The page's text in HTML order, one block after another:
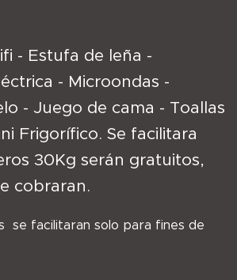
- Estufa de leña -
- Microondas -
- Juego de cama - Toallas
Frigorífico. Se facilitara
30Kg serán gratuitos,
cobraran.
se facilitaran solo para fines de